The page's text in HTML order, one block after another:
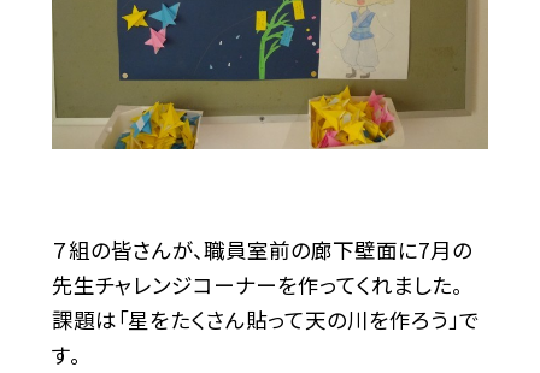
７組の皆さんが、職員室前の廊下壁面に7月の
先生チャレンジコーナーを作ってくれました。
課題は「星をたくさん貼って天の川を作ろう」で
す。